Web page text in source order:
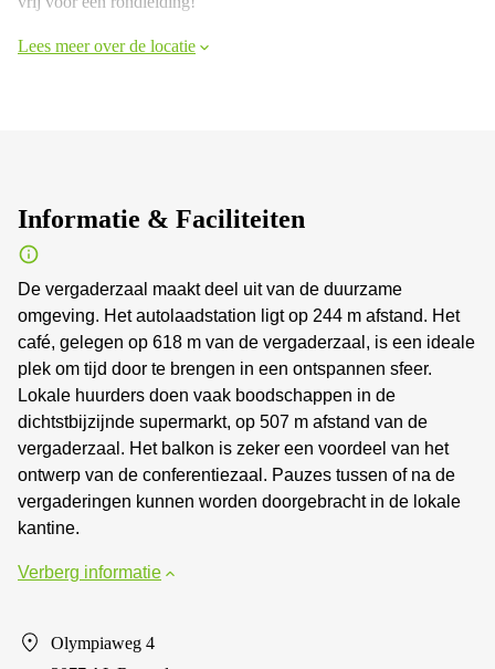
Lees meer over de locatie
Informatie & Faciliteiten
De vergaderzaal maakt deel uit van de duurzame
omgeving. Het autolaadstation ligt op 244 m afstand. Het
café, gelegen op 618 m van de vergaderzaal, is een ideale
plek om tijd door te brengen in een ontspannen sfeer.
Lokale huurders doen vaak boodschappen in de
dichtstbijzijnde supermarkt, op 507 m afstand van de
vergaderzaal. Het balkon is zeker een voordeel van het
ontwerp van de conferentiezaal. Pauzes tussen of na de
vergaderingen kunnen worden doorgebracht in de lokale
kantine.
Verberg informatie
Olympiaweg 4